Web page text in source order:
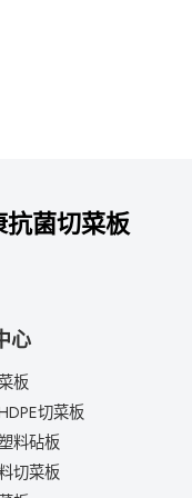
菌切菜板
心
板
切菜板
料砧板
切菜板